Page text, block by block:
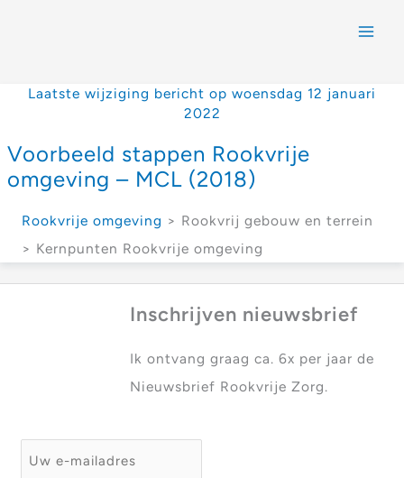
Laatste wijziging bericht op woensdag 12 januari
2022
Voorbeeld stappen Rookvrije
omgeving – MCL (2018)
Rookvrije omgeving > Rookvrij gebouw en terrein
> Kernpunten Rookvrije omgeving
Inschrijven nieuwsbrief
Ik ontvang graag ca. 6x per jaar de
Nieuwsbrief Rookvrije Zorg.
E-mailadres *